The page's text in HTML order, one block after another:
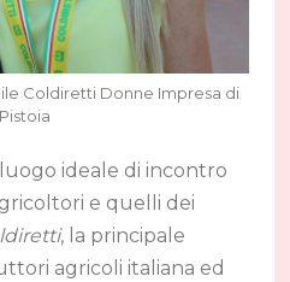
Coldiretti Donne Impresa di
Pistoia
ideale di incontro
e quelli dei
, la principale
agricoli italiana ed